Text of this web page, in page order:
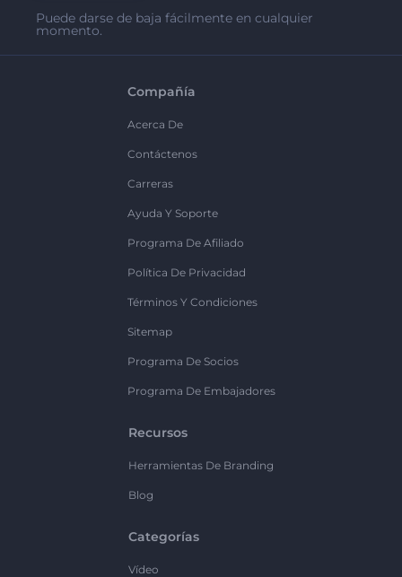
Puede darse de baja fácilmente en cualquier
momento.
Compañía
Acerca De
Contáctenos
Carreras
Ayuda Y Soporte
Programa De Afiliado
Política De Privacidad
Términos Y Condiciones
Sitemap
Programa De Socios
Programa De Embajadores
Recursos
Herramientas De Branding
Blog
Categorías
Vídeo